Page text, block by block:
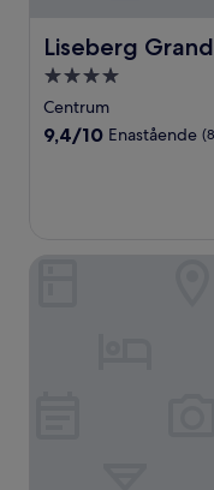
Liseberg
Liseberg Grand
4.0-
stjärnigt
boende
Centrum
9.4
9,4/10 Enastående